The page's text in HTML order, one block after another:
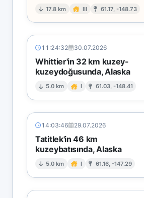
17.8 km III 61.17, -148.73
11:24:32 30.07.2026
Whittier'in 32 km kuzey-
kuzeydoğusunda, Alaska
5.0 km I 61.03, -148.41
14:03:46 29.07.2026
Tatitlek'in 46 km
kuzeybatısında, Alaska
5.0 km I 61.16, -147.29